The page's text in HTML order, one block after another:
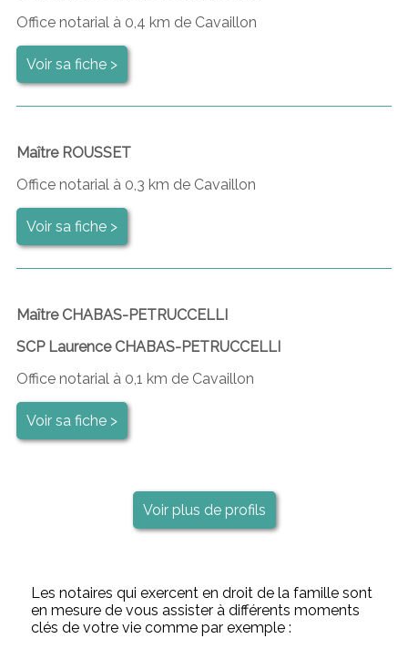
Office notarial à 0,4 km de Cavaillon
Voir sa fiche >
Maître ROUSSET
Office notarial à 0,3 km de Cavaillon
Voir sa fiche >
Maître CHABAS-PETRUCCELLI
SCP Laurence CHABAS-PETRUCCELLI
Office notarial à 0,1 km de Cavaillon
Voir sa fiche >
Voir plus de profils
Les notaires qui exercent en droit de la famille sont
en mesure de vous assister à différents moments
clés de votre vie comme par exemple :